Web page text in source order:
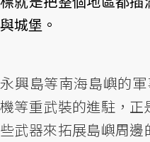
與城堡。
永興島等南海島嶼的
機等重武裝的進駐，
些武器來拓展島嶼周